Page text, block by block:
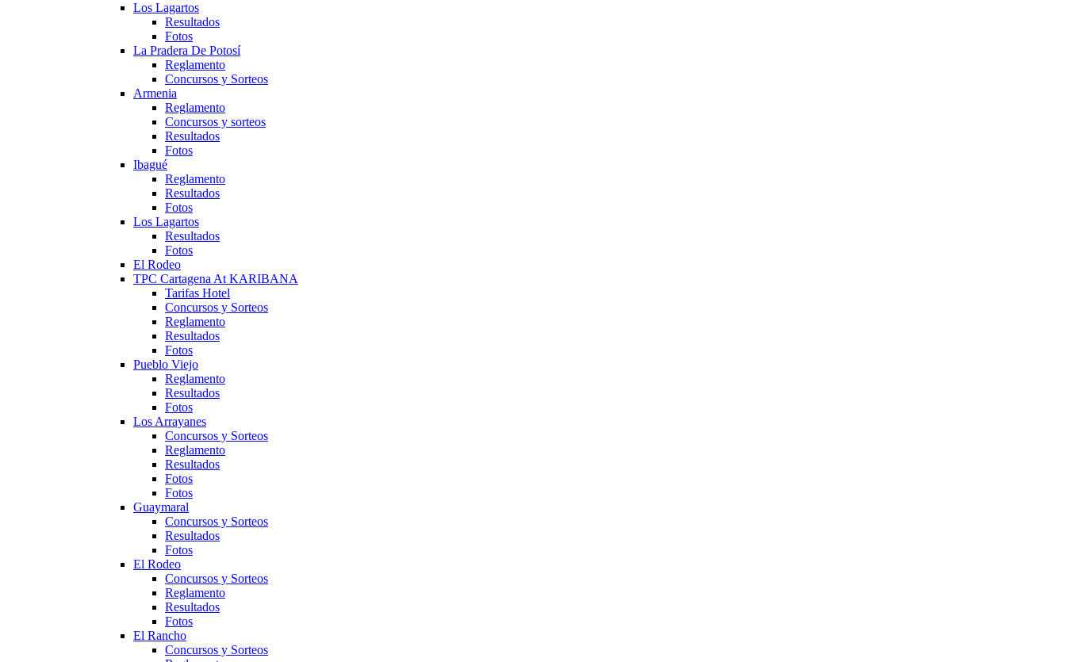
Los Lagartos
Resultados
Fotos
La Pradera De Potosí
Reglamento
Concursos y Sorteos
Armenia
Reglamento
Concursos y sorteos
Resultados
Fotos
Ibagué
Reglamento
Resultados
Fotos
Los Lagartos
Resultados
Fotos
El Rodeo
TPC Cartagena At KARIBANA
Tarifas Hotel
Concursos y Sorteos
Reglamento
Resultados
Fotos
Pueblo Viejo
Reglamento
Resultados
Fotos
Los Arrayanes
Concursos y Sorteos
Reglamento
Resultados
Fotos
Fotos
Guaymaral
Concursos y Sorteos
Resultados
Fotos
El Rodeo
Concursos y Sorteos
Reglamento
Resultados
Fotos
El Rancho
Concursos y Sorteos